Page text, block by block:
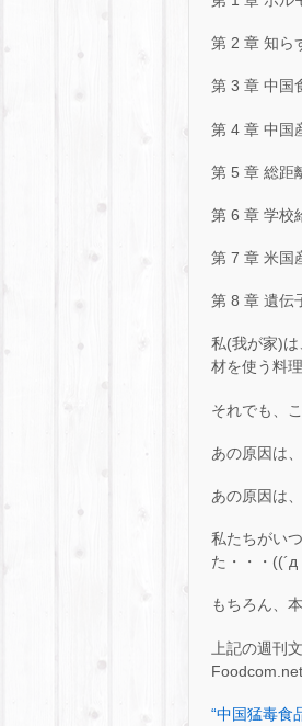
第 2 章 知ら
第 3 章 中国
第 4 章 中国
第 5 章 総距
第 6 章 学校
第 7 章 米国
第 8 章 遺伝
私(我が家)
材を使う料
それでも、
あの原因は
あの原因は
私たちがい
た・・・((´д
もちろん、
上記の週刊
“中国猛毒食